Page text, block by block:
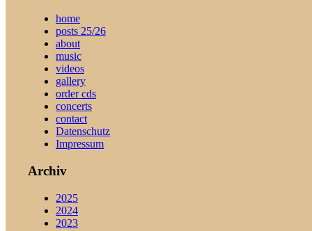
home
posts 25/26
about
music
videos
gallery
order cds
concerts
contact
Datenschutz
Impressum
Archiv
2025
2024
2023